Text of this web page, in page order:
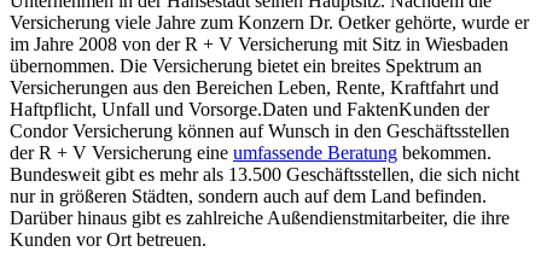
Versicherung viele Jahre zum Konzern Dr. Oetker gehörte, wurde er
im Jahre 2008 von der R + V Versicherung mit Sitz in Wiesbaden
übernommen. Die Versicherung bietet ein breites Spektrum an
Versicherungen aus den Bereichen Leben, Rente, Kraftfahrt und
Haftpflicht, Unfall und Vorsorge.Daten und FaktenKunden der
Condor Versicherung können auf Wunsch in den Geschäftsstellen
der R + V Versicherung eine umfassende Beratung bekommen.
Bundesweit gibt es mehr als 13.500 Geschäftsstellen, die sich nicht
nur in größeren Städten, sondern auch auf dem Land befinden.
Darüber hinaus gibt es zahlreiche Außen­dienst­mitarbeiter, die ihre
Kunden vor Ort betreuen.